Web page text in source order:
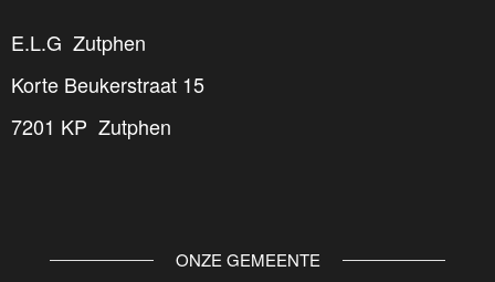
E.L.G Zutphen
Korte Beukerstraat 15
7201 KP Zutphen
ONZE GEMEENTE